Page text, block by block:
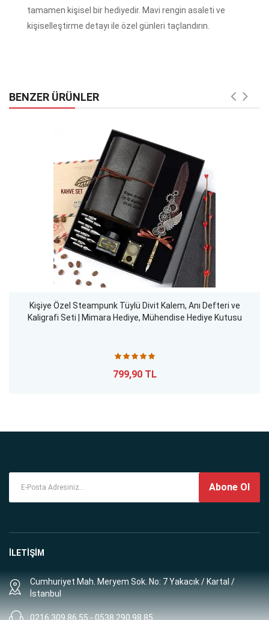
tamamen kişisel bir hediyedir. Mavi rengin asaleti ve
kişiselleştirme detayı ile özel günleri taçlandırın.
BENZER ÜRÜNLER
Kişiye Özel Steampunk Tüylü Divit Kalem, Anı Defteri ve
Kaligrafi Seti | Mimara Hediye, Mühendise Hediye Kutusu
799,90 TL
Abone Ol
İLETİŞİM
Cumhuriyet Mah. Meryem Sok. No: 7 Yakacık / Kartal /
İstanbul
0216 309 86 55 - 0538 290 98 85